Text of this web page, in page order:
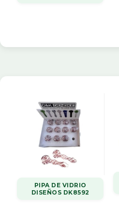
PIPA DE VIDRIO
DISEÑOS DK8592